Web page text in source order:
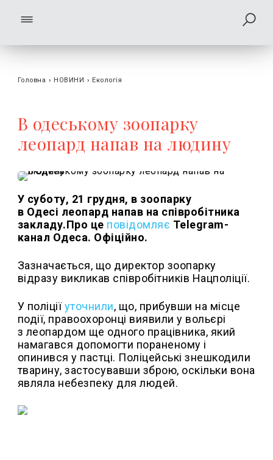
Головна › НОВИНИ › Екологія
В одеському зоопарку
леопард напав на людину
У суботу, 21 грудня, в зоопарку
в Одесі леопард напав на співробітника
закладу.Про це повідомляє Telegram-
канал Одеса. Офіційно.
Зазначається, що директор зоопарку
відразу викликав співробітників Нацполіції.
У поліціїуточнили, що, прибувши на місце
події, правоохоронці виявили у вольєрі
з леопардом ще одного працівника, який
намагався допомогти пораненому і
опинився у пастці. Поліцейські знешкодили
тварину, застосувавши зброю, оскільки вона
являла небезпеку для людей.